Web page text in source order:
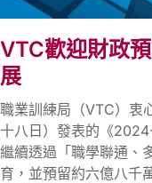
VTC歡迎財政
展
職業訓練局（VTC）衷
十八日）發表的《
繼續透過「職學聯通、
育，並預留約六億八千